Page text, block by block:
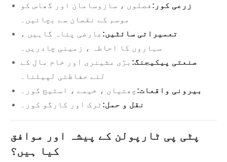
زرعی کور: فصلوں ، سازوسامان اور گھاس کو
موسم کے نقصان سے بچائیں۔
تعمیراتی سائٹیں: عارضی پناہ گاہیں ،
سہاروں کا احاطہ ، زمینی چادریں۔
صنعتی پیکیجنگ: بڑی مشینری اور خام مال کے
لئے حفاظتی لپیٹنا۔
بیرونی واقعات:چھتیاں ، خیمے ، اسٹیج کور۔
نقل و حمل: ٹرک اور کارگو کور۔
پٹی پی ٹارپولن کے پیشہ اور موافق
کیا ہیں؟